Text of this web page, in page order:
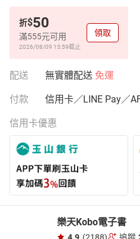
折$50
滿555元可用
2026/08/09 15:59截止
領取
配送 無實體配送 免運
付款 信用卡／LINE Pay／
信用卡優惠
樂天Kobo電子書